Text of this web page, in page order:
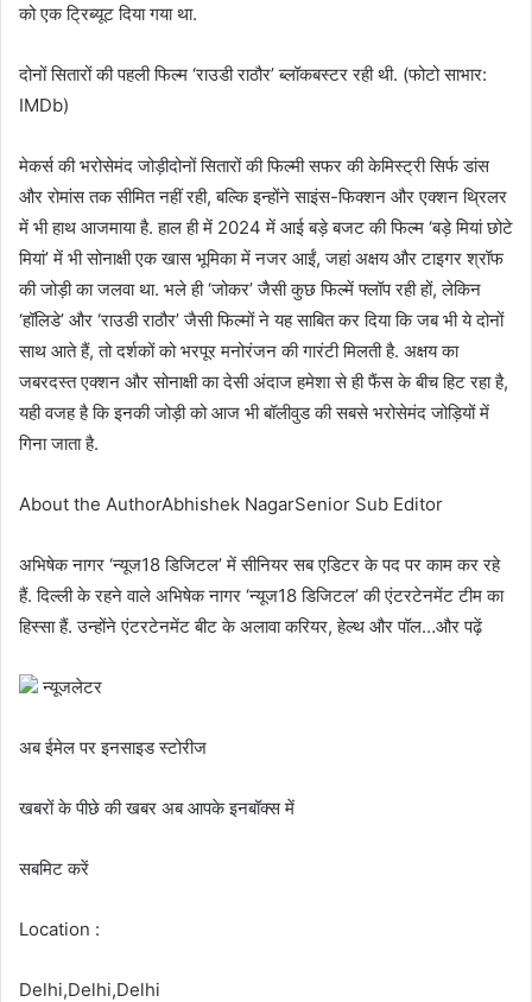
को एक ट्रिब्यूट दिया गया था.
दोनों सितारों की पहली फिल्म ‘राउडी राठौर’ ब्लॉकबस्टर रही थी. (फोटो साभार:
IMDb)
मेकर्स की भरोसेमंद जोड़ीदोनों सितारों की फिल्मी सफर की केमिस्ट्री सिर्फ डांस
और रोमांस तक सीमित नहीं रही, बल्कि इन्होंने साइंस-फिक्शन और एक्शन थ्रिलर
में भी हाथ आजमाया है. हाल ही में 2024 में आई बड़े बजट की फिल्म ‘बड़े मियां छोटे
मियां’ में भी सोनाक्षी एक खास भूमिका में नजर आईं, जहां अक्षय और टाइगर श्रॉफ
की जोड़ी का जलवा था. भले ही ‘जोकर’ जैसी कुछ फिल्में फ्लॉप रही हों, लेकिन
‘हॉलिडे’ और ‘राउडी राठौर’ जैसी फिल्मों ने यह साबित कर दिया कि जब भी ये दोनों
साथ आते हैं, तो दर्शकों को भरपूर मनोरंजन की गारंटी मिलती है. अक्षय का
जबरदस्त एक्शन और सोनाक्षी का देसी अंदाज हमेशा से ही फैंस के बीच हिट रहा है,
यही वजह है कि इनकी जोड़ी को आज भी बॉलीवुड की सबसे भरोसेमंद जोड़ियों में
गिना जाता है.
About the AuthorAbhishek NagarSenior Sub Editor
अभिषेक नागर ‘न्यूज18 डिजिटल’ में सीनियर सब एडिटर के पद पर काम कर रहे
हैं. दिल्ली के रहने वाले अभिषेक नागर ‘न्यूज18 डिजिटल’ की एंटरटेनमेंट टीम का
हिस्सा हैं. उन्होंने एंटरटेनमेंट बीट के अलावा करियर, हेल्थ और पॉल…और पढ़ें
न्यूजलेटर
अब ईमेल पर इनसाइड स्‍टोर‍ीज
खबरों के पीछे की खबर अब आपके इनबॉक्‍स में
सबमिट करें
Location :
Delhi,Delhi,Delhi